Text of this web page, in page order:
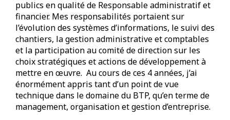
publics en qualité de Responsable administratif et
financier. Mes responsabilités portaient sur
l’évolution des systèmes d’informations, le suivi des
chantiers, la gestion administrative et comptables
et la participation au comité de direction sur les
choix stratégiques et actions de développement à
mettre en œuvre. Au cours de ces 4 années, j’ai
énormément appris tant d’un point de vue
technique dans le domaine du BTP, qu’en terme de
management, organisation et gestion d’entreprise.